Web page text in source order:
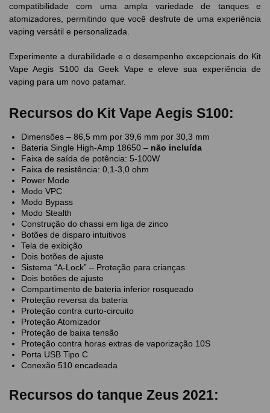
compatibilidade com uma ampla variedade de tanques e
atomizadores, permitindo que você desfrute de uma experiência
vaping versátil e personalizada.
Experimente a durabilidade e o desempenho excepcionais do Kit
Vape Aegis S100 da Geek Vape e eleve sua experiência de
vaping para um novo patamar.
Recursos do Kit Vape Aegis S100:
Dimensões – 86,5 mm por 39,6 mm por 30,3 mm
Bateria Single High-Amp 18650 – não incluída
Faixa de saída de potência: 5-100W
Faixa de resistência: 0,1-3,0 ohm
Power Mode
Modo VPC
Modo Bypass
Modo Stealth
Construção do chassi em liga de zinco
Botões de disparo intuitivos
Tela de exibição
Dois botões de ajuste
Sistema “A-Lock” – Proteção para crianças
Dois botões de ajuste
Compartimento de bateria inferior rosqueado
Proteção reversa da bateria
Proteção contra curto-circuito
Proteção Atomizador
Proteção de baixa tensão
Proteção contra horas extras de vaporização 10S
Porta USB Tipo C
Conexão 510 encadeada
Recursos do tanque Zeus 2021: